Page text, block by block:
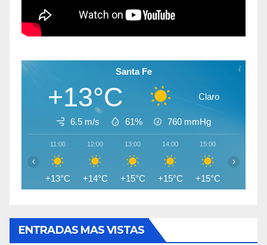
Santa Fe
+13°C Claro
6.5 m/s 61% 760 mmHg
11:00
+13°C
12:00
+14°C
13:00
+15°C
14:00
+15°C
15:00
+15°C
‹ ›
ENTRADAS MAS VISTAS